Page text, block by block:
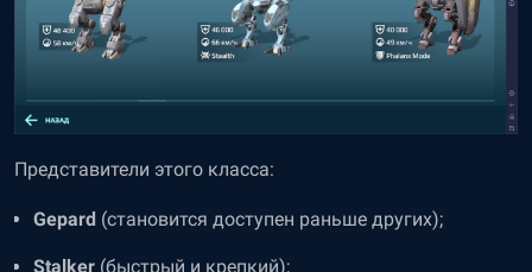
Представители этого класса:
Gepard (становится доступен раньше других);
Stalker (быстрый и крепкий);